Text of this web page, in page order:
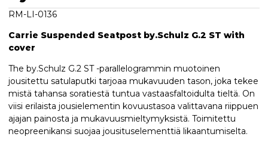
RM-LI-0136
Carrie Suspended Seatpost by.Schulz G.2 ST with
cover
The by.Schulz G.2 ST -parallelogrammin muotoinen
jousitettu satulaputki tarjoaa mukavuuden tason, joka tekee
mistä tahansa soratiestä tuntua vastaasfaltoidulta tieltä. On
viisi erilaista jousielementin kovuustasoa valittavana riippuen
ajajan painosta ja mukavuusmieltymyksistä. Toimitettu
neopreenikansi suojaa jousituselementtiä likaantumiselta.